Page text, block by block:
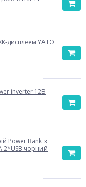
дисплеем YATO
inverter 12В
Power Bank з
2*USB чорний